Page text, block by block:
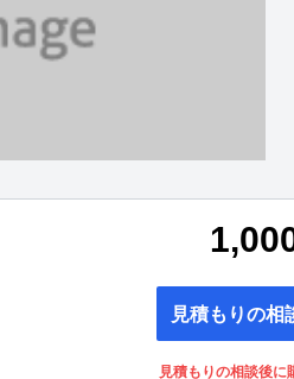
見積もりの相
見積もりの相談後に